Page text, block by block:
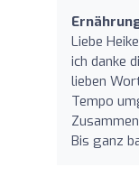
Liebe
ich danke
lieben
Tempo
Bis ganz